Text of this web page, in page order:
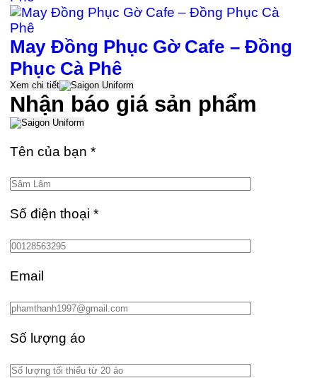
May Đồng Phục Gờ Cafe – Đồng
Phục Cà Phê
Xem chi tiết
Nhận báo giá sản phẩm
Tên của bạn*
Số điện thoại*
Email
Số lượng áo